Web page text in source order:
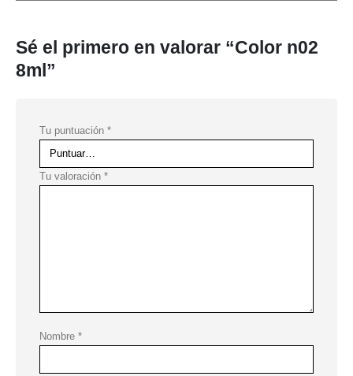
Sé el primero en valorar “Color n02
8ml”
Tu puntuación *
Tu valoración *
Nombre *